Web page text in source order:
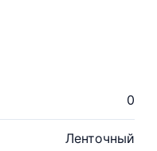
0
Ленточный